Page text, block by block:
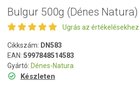
Bulgur 500g (Dénes Natura)
Ugrás az értékelésekhez
Cikkszám: DN583
EAN: 5997848514583
Gyártó: Dénes-Natura
Készleten